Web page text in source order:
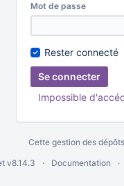
Mot de passe
Rester connecté
Impossible
Cette gestion des
v8.14.3 Documentation